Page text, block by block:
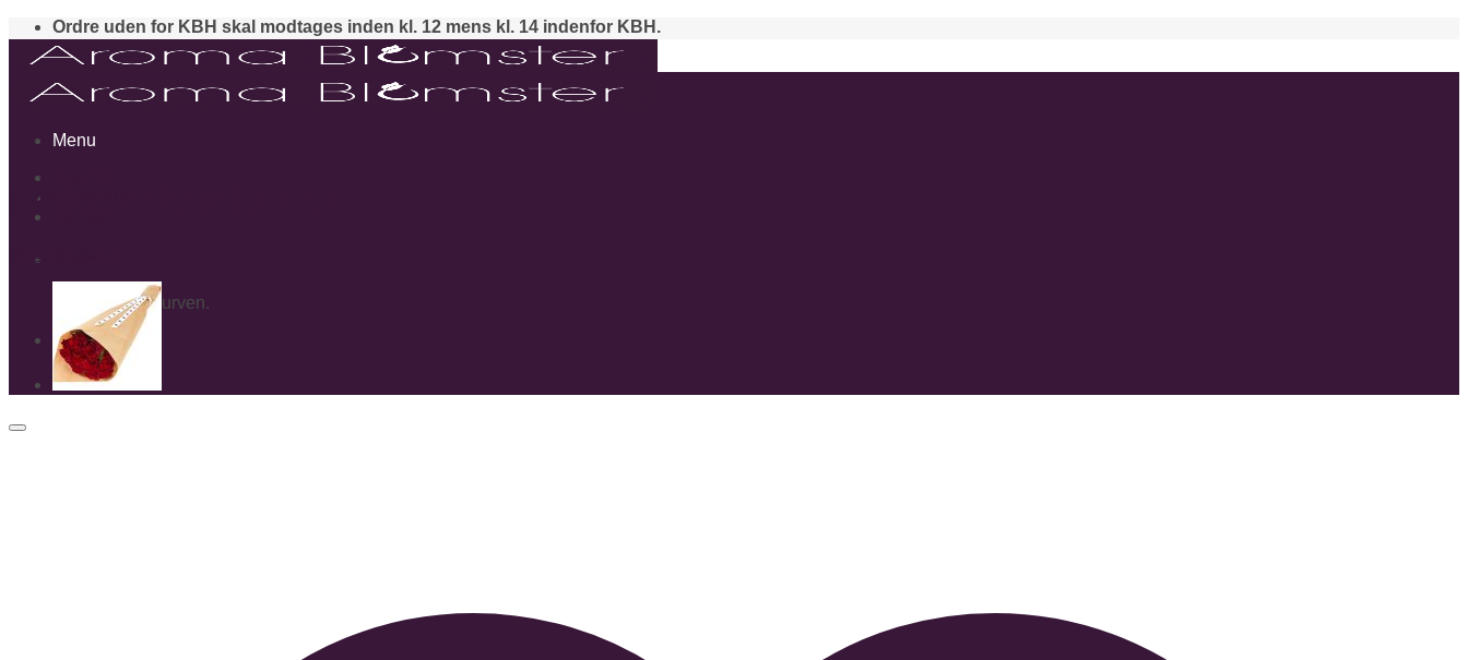
Skip
to
content
Ordre uden for KBH skal modtages inden kl. 12 mens kl. 14 indenfor KBH.
Menu
Ingen varer i kurven.
Fødselsdags Buket